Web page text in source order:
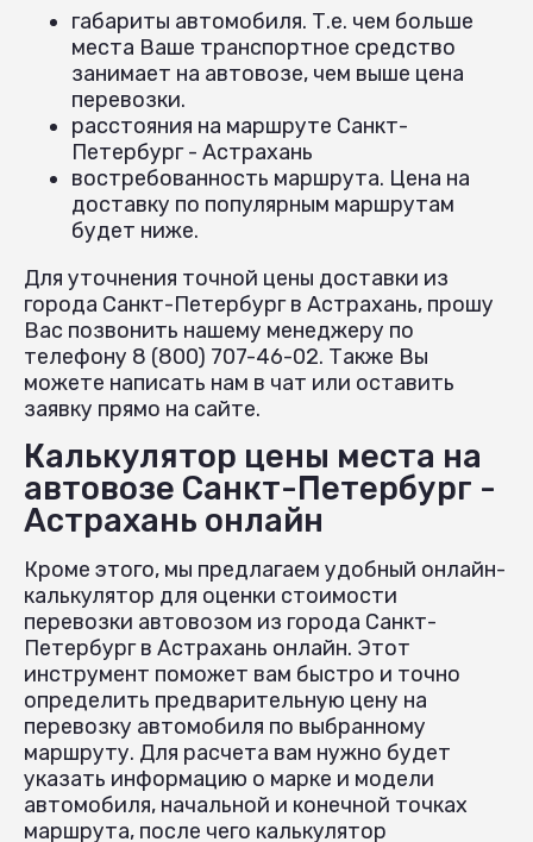
габариты автомобиля. Т.е. чем больше
места Ваше транспортное средство
занимает на автовозе, чем выше цена
перевозки.
расстояния на маршруте Санкт-
Петербург - Астрахань
востребованность маршрута. Цена на
доставку по популярным маршрутам
будет ниже.
Для уточнения точной цены доставки из
города Санкт-Петербург в Астрахань, прошу
Вас позвонить нашему менеджеру по
телефону 8 (800) 707-46-02. Также Вы
можете написать нам в чат или оставить
заявку прямо на сайте.
Калькулятор цены места на
автовозе Санкт-Петербург -
Астрахань онлайн
Кроме этого, мы предлагаем удобный онлайн-
калькулятор для оценки стоимости
перевозки автовозом из города Санкт-
Петербург в Астрахань онлайн. Этот
инструмент поможет вам быстро и точно
определить предварительную цену на
перевозку автомобиля по выбранному
маршруту. Для расчета вам нужно будет
указать информацию о марке и модели
автомобиля, начальной и конечной точках
маршрута, после чего калькулятор